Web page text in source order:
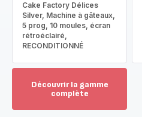
Cake Factory Délices
Silver, Machine à gâteaux,
5 prog, 10 moules, écran
rétroéclairé,
RECONDITIONNÉ
Découvrir la gamme
complète